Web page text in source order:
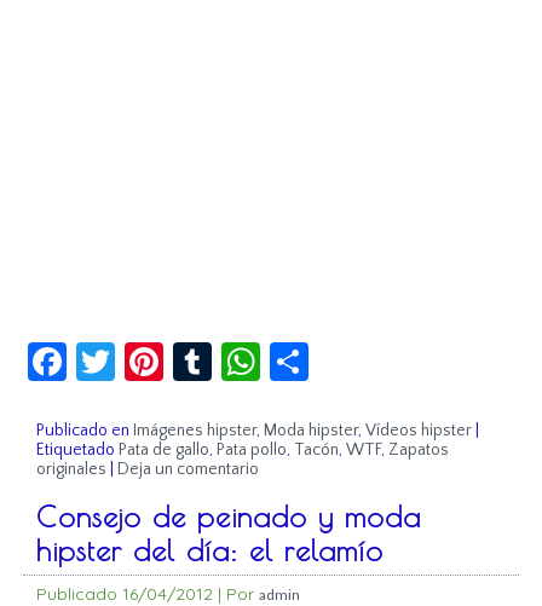
Facebook
Twitter
Pinterest
TumblrWhatsApp
Publicado en Imágenes hipster, Moda hipster,Vídeos hipster
Etiquetado Pata de gallo, Pata pollo, Tacón,WTF, Zapatos
originales
Deja un comentario
Consejo de peinado y moda
hipster del día: el relamío
Publicado 16/04/2012 | Por admin